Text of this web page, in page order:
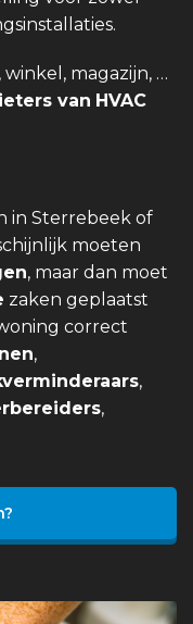
magazijn, …
van HVAC
in Sterrebeek of
moeten
, maar dan moet
zaken geplaatst
correct
,
,
,